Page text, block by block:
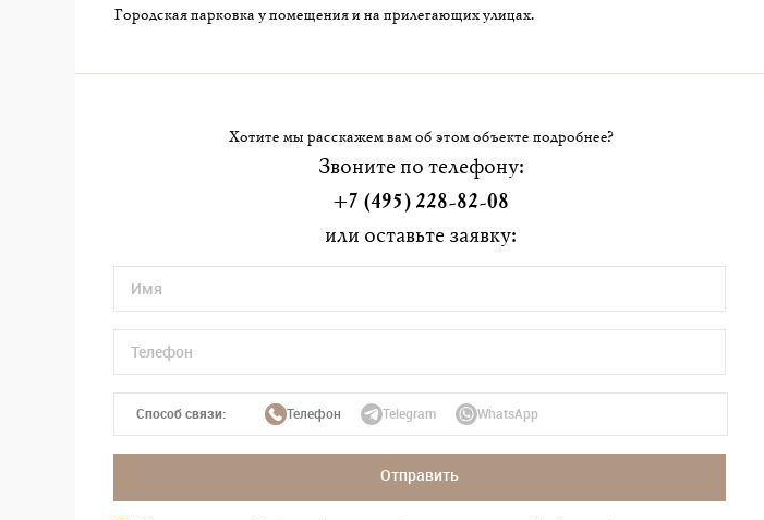
Городская парковка у помещения и на прилегающих улицах.
Хотите мы расскажем вам об этом объекте подробнее?
Звоните по телефону:
+7 (495) 228-82-08
или оставьте заявку:
Способ связи: Телефон Telegram WhatsApp
Отправить